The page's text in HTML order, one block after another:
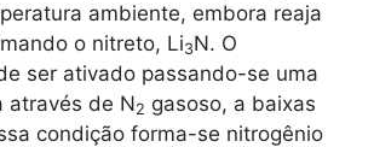
ambiente, embora reaja
o nitreto, Li3N. O
ser ativado passando-se uma
através de N2 gasoso, a baixas
condição forma-se nitrogênio